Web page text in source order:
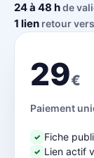
24 à 48 hde
1 lien retour
29€
Paiement
✓ Fiche
✓ Lien actif